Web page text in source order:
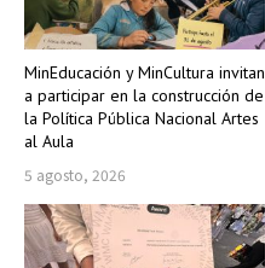
MinEducación y MinCultura invitan
a participar en la construcción de
la Política Pública Nacional Artes
al Aula
5 agosto, 2026